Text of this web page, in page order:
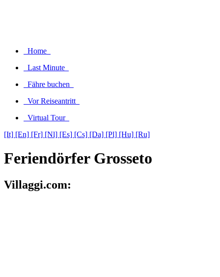
Home
Last Minute
Fähre buchen
Vor Reiseantritt
Virtual Tour
[It] [En] [Fr] [Nl] [Es] [Cs] [Da] [Pl] [Hu] [Ru]
Feriendörfer Grosseto
Villaggi.com: